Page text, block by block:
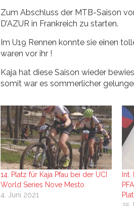
Zum Abschluss der MTB-Saison
D’AZUR in Frankreich zu starten.
Im U19 Rennen konnte sie einen
waren vor ihr !
Kaja hat diese Saison wieder
somit war es sommerlicher
14. Platz für Kaja Pfau bei der UCI
World Series Nove Mesto
4. Juni 2021